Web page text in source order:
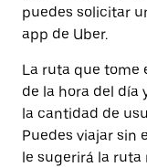
puedes solicitar
app de Uber.
La ruta que tome
de la hora del día
la cantidad de
Puedes viajar sin
le sugerirá la ruta